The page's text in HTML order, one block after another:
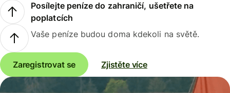
Posílejte peníze do zahraničí, ušetřete na
poplatcích
Vaše peníze budou doma kdekoli na světě.
Zaregistrovat se Zjistěte více